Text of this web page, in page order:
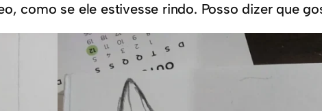
como se ele estivesse rindo. Posso dizer que